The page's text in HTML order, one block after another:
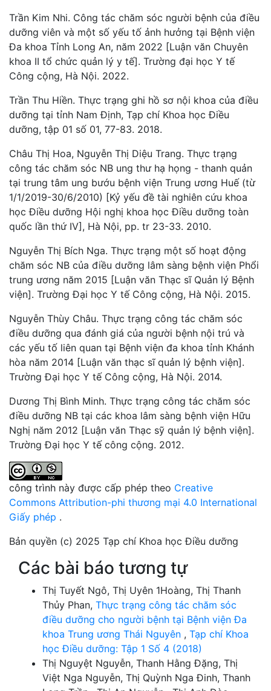
Trần Kim Nhi. Công tác chăm sóc người bệnh của điều
dưỡng viên và một số yếu tố ảnh hưởng tại Bệnh viện
Đa khoa Tỉnh Long An, năm 2022 [Luận văn Chuyên
khoa II tổ chức quản lý y tế]. Trường đại học Y tế
Công cộng, Hà Nội. 2022.
Trần Thu Hiền. Thực trạng ghi hồ sơ nội khoa của điều
dưỡng tại tỉnh Nam Định, Tạp chí Khoa học Điều
dưỡng, tập 01 số 01, 77-83. 2018.
Châu Thị Hoa, Nguyễn Thị Diệu Trang. Thực trạng
công tác chăm sóc NB ung thư hạ họng - thanh quản
tại trung tâm ung bướu bệnh viện Trung ương Huế (từ
1/1/2019-30/6/2010) [Kỷ yếu đề tài nghiên cứu khoa
học Điều dưỡng Hội nghị khoa học Điều dưỡng toàn
quốc lần thứ IV], Hà Nội, pp. tr 23-33. 2010.
Nguyễn Thị Bích Nga. Thực trạng một số hoạt động
chăm sóc NB của điều dưỡng lâm sàng bệnh viện Phổi
trung ương năm 2015 [Luận văn Thạc sĩ Quản lý Bệnh
viện]. Trường Đại học Y tế Công cộng, Hà Nội. 2015.
Nguyễn Thùy Châu. Thực trạng công tác chăm sóc
điều dưỡng qua đánh giá của người bệnh nội trú và
các yếu tố liên quan tại Bệnh viện đa khoa tỉnh Khánh
hòa năm 2014 [Luận văn thạc sĩ quản lý bệnh viện].
Trường Đại học Y tế Công cộng, Hà Nội. 2014.
Dương Thị Bình Minh. Thực trạng công tác chăm sóc
điều dưỡng NB tại các khoa lâm sàng bệnh viện Hữu
Nghị năm 2012 [Luận văn Thạc sỹ quản lý bệnh viện].
Trường Đại học Y tế công cộng. 2012.
công trình này được cấp phép theo Creative
Commons Attribution-phi thương mại 4.0 International
Giấy phép .
Bản quyền (c) 2025 Tạp chí Khoa học Điều dưỡng
Các bài báo tương tự
Thị Tuyết Ngô, Thị Uyên 1Hoàng, Thị Thanh
Thủy Phan, Thực trạng công tác chăm sóc
điều dưỡng cho người bệnh tại Bệnh viện Đa
khoa Trung ương Thái Nguyên , Tạp chí Khoa
học Điều dưỡng: Tập 1 Số 4 (2018)
Thị Nguyệt Nguyễn, Thanh Hằng Đặng, Thị
Việt Nga Nguyễn, Thị Quỳnh Nga Đinh, Thanh